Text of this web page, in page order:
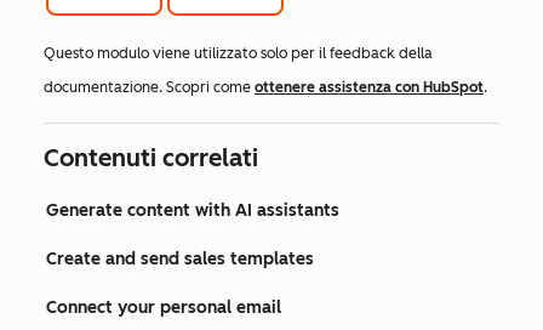
Questo modulo viene utilizzato solo per il feedback della
documentazione. Scopri come ottenere assistenza con HubSpot.
Contenuti correlati
Generate content with AI assistants
Create and send sales templates
Connect your personal email